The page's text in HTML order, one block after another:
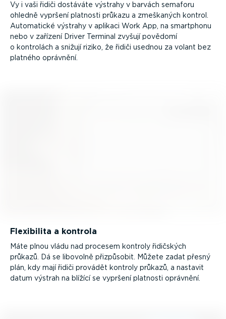
Vy i vaši řidiči dostáváte výstrahy v barvách semaforu
ohledně vypršení platnosti průkazu a zmeškaných kontrol.
Automatické výstrahy v aplikaci Work App, na smartphonu
nebo v zařízení Driver Terminal zvyšují povědomí
o kontrolách a snižují riziko, že řidiči usednou za volant bez
platného oprávnění.
Flexibilita a kontrola
Máte plnou vládu nad procesem kontroly řidičských
průkazů. Dá se libovolně přizpůsobit. Můžete zadat přesný
plán, kdy mají řidiči provádět kontroly průkazů, a nastavit
datum výstrah na blížící se vypršení platnosti oprávnění.